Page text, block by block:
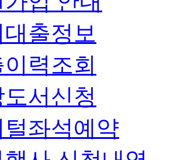
대출정보
력조회
서신청
털좌석예약